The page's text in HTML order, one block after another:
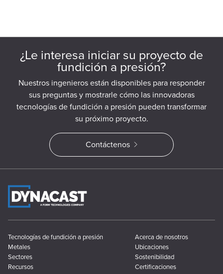
¿Le interesa iniciar su proyecto de
fundición a presión?
Nuestros ingenieros están disponibles para responder
sus preguntas y mostrarle cómo las innovadoras
tecnologías de fundición a presión pueden transformar
su próximo proyecto.
Contáctenos
Tecnologías de fundición a presión
Metales
Sectores
Recursos
Acerca de nosotros
Ubicaciones
Sostenibilidad
Certificaciones